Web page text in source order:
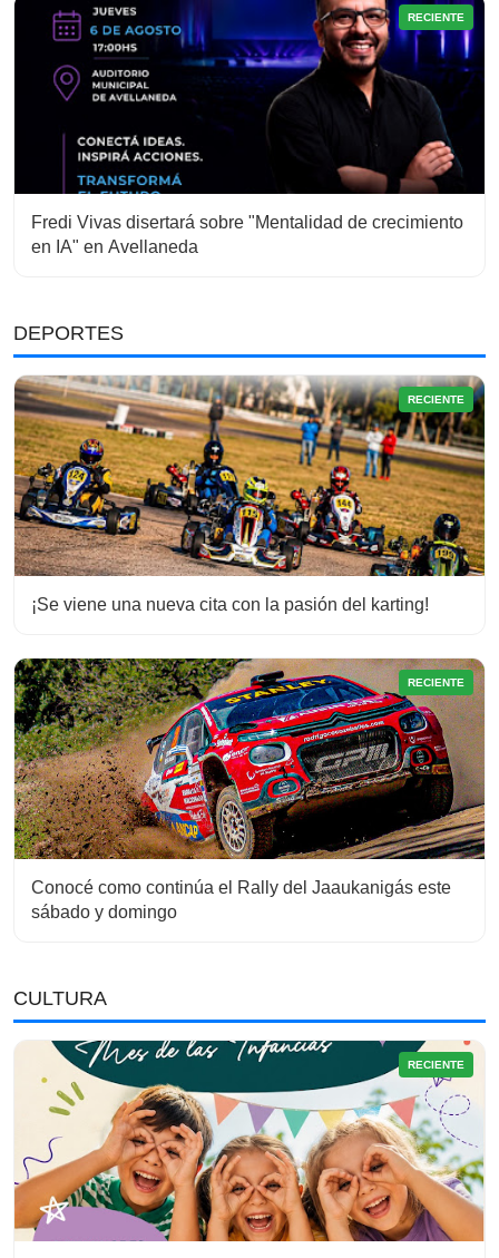
RECIENTE
Fredi Vivas disertará sobre "Mentalidad de crecimiento
en IA" en Avellaneda
DEPORTES
RECIENTE
¡Se viene una nueva cita con la pasión del karting!
RECIENTE
Conocé como continúa el Rally del Jaaukanigás este
sábado y domingo
CULTURA
RECIENTE